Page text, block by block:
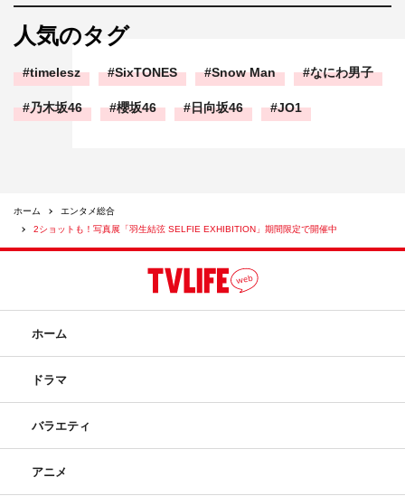
人気のタグ
timelesz SixTONES Snow Man なにわ男子
乃木坂46 櫻坂46 日向坂46 JO1
ホーム
エンタメ総合
2ショットも！写真展「羽生結弦 SELFIE EXHIBITION」期間限定で開催中
ホーム
ドラマ
バラエティ
アニメ